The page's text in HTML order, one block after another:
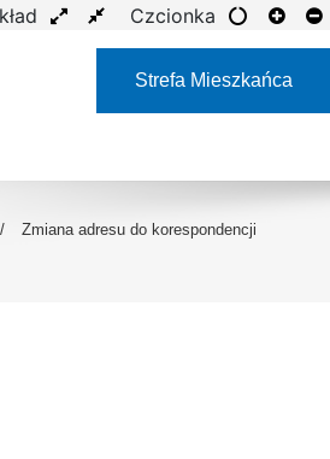
Czcionka
Strefa Mieszkańca
/ Zmiana adresu do korespondencji